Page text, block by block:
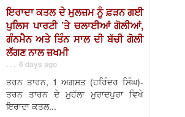
ਇਰਾਦਾ ਕਤਲ ਦੇ ਮੁਲਜ਼ਮ ਨੂੰ ਫ਼ੜਨ ਗਈ
ਪੁਲਿਸ ਪਾਰਟੀ ’ਤੇ ਚਲਾਈਆਂ ਗੋਲੀਆਂ,
ਗੰਨਮੈਨ ਅਤੇ ਤਿੰਨ ਸਾਲ ਦੀ ਬੱਚੀ ਗੋਲੀ
ਲੱਗਣ ਨਾਲ ਜ਼ਖਮੀ
. . . 6 days ago
ਤਰਨ ਤਾਰਨ, 1 ਅਗਸਤ (ਹਰਿੰਦਰ ਸਿੰਘ)-
ਤਰਨ ਤਾਰਨ ਦੇ ਮੁਹੱਲਾ ਮੁਰਾਦਪੁਰਾ ਵਿਖੇ
ਇਰਾਦਾ ਕਤਲ...